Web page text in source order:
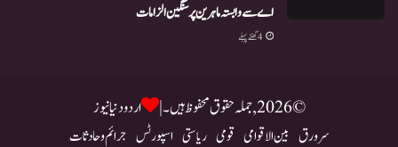
اے سے وابستہ ماہرین پر سنگین الزامات
4 گھنٹے پہلے
© 2026, جملہ حقوق محفوظ ہیں۔ | اردو دنیا نیوز
سرورق بین الاقوامی قومی ریاستی اسپورٹس جرائم و حادثات